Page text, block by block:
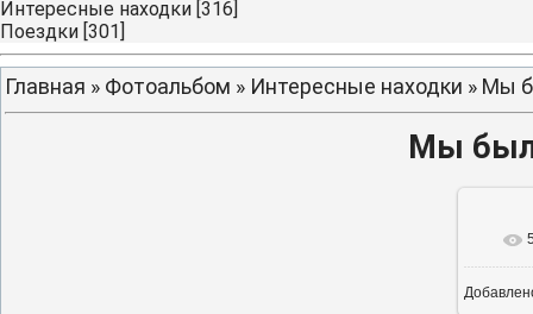
Интересные находки [316]
Поездки [301]
Главная » Фотоальбом » Интересные находки » Мы
Мы